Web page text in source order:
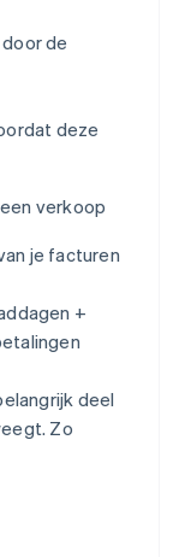
de
deze
verkoop
je facturen
+
deel
Zo